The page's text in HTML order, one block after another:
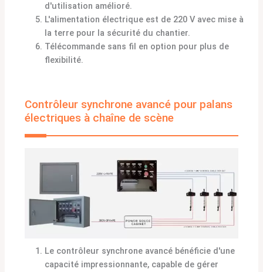
d'utilisation amélioré.
L'alimentation électrique est de 220 V avec mise à
la terre pour la sécurité du chantier.
Télécommande sans fil en option pour plus de
flexibilité.
Contrôleur synchrone avancé pour palans
électriques à chaîne de scène
Le contrôleur synchrone avancé bénéficie d'une
capacité impressionnante, capable de gérer